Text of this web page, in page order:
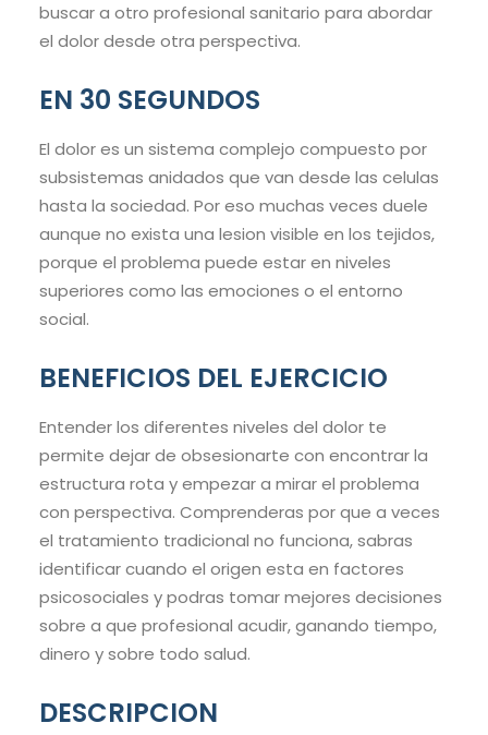
buscar a otro profesional sanitario para abordar
el dolor desde otra perspectiva.
EN 30 SEGUNDOS
El dolor es un sistema complejo compuesto por
subsistemas anidados que van desde las celulas
hasta la sociedad. Por eso muchas veces duele
aunque no exista una lesion visible en los tejidos,
porque el problema puede estar en niveles
superiores como las emociones o el entorno
social.
BENEFICIOS DEL EJERCICIO
Entender los diferentes niveles del dolor te
permite dejar de obsesionarte con encontrar la
estructura rota y empezar a mirar el problema
con perspectiva. Comprenderas por que a veces
el tratamiento tradicional no funciona, sabras
identificar cuando el origen esta en factores
psicosociales y podras tomar mejores decisiones
sobre a que profesional acudir, ganando tiempo,
dinero y sobre todo salud.
DESCRIPCION